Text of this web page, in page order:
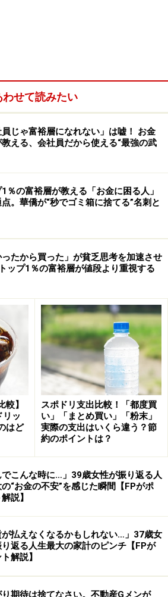
すきっかけになったのは、夫が勧
あるのですが……。本人は私にお宝
全く覚えていませんでしたので
したことは誰にも言わなかったの
活水準は変えず、パートも
あると、一般的にはすごくゆとり
いるように思われますが、実際に生
を達成しても、生活は全く変わっ
活もそのままで、高級なものを買っ
せん。私は走るのが趣味なので、
中心の健康的な食生活をしていま
暮らしは変わらないと語るシャン姫
と思うことは、娘が旅行するとき
いで”と、お小遣いを渡せるように
。
となく、お小遣いを渡せるように
わせて読みたい
員じゃ富裕層になれない」は嘘！ お金
える、会社員だから使える“最強の武
1％の富裕層が教える「お金に困る人」
。華僑が“秒でゴミ箱に捨てる”名刺と
ったから買った」が貧乏思考を加速させ
ップ1％の富裕層が値段より重視する
較】
リッ
はど
スポドリ支出比較！「都度買
い」「まとめ買い」「粉末」
実際の支出はいくら違う？節
約のポイントは？
でこんな時に…」39歳女性が振り返る人
“お金の不安”を感じた瞬間【FPがポ
説】
が払えなくなるかもしれない…」37歳女
返る人生最大の家計のピンチ【FPが
解説】
期待は捨てなさい。不動産Gメンが